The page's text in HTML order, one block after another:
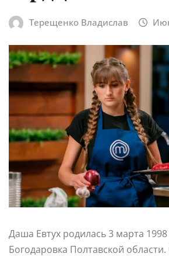
Терещенко Владислав
Даша Евтух родилась 3 марта 1998
Богодаровка Полтавской